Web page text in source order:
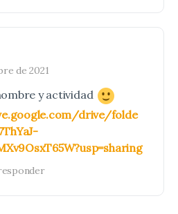
de 2021
y actividad
drive/folde